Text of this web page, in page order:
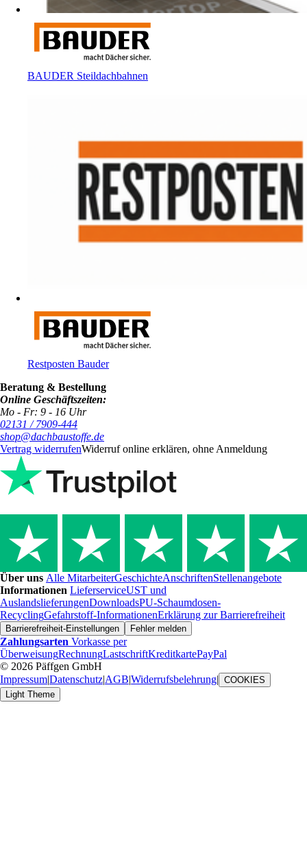
BAUDER Steildachbahnen
Restposten Bauder
Beratung & Bestellung
Online Geschäftszeiten:
Mo - Fr: 9 - 16 Uhr
02131 / 7909-444
shop@dachbaustoffe.de
Vertrag widerrufenWiderruf online erklären, ohne Anmeldung
Über uns Alle MitarbeiterGeschichteAnschriftenStellenangebote
Informationen LieferserviceUST und
AuslandslieferungenDownloadsPU-Schaumdosen-
RecyclingGefahrstoff-InformationenErklärung zur Barrierefreiheit
Barrierefreiheit-Einstellungen Fehler melden
Zahlungsarten Vorkasse per
ÜberweisungRechnungLastschriftKreditkartePayPal
© 2026 Päffgen GmbH
Impressum|Datenschutz|AGB|Widerrufsbelehrung| COOKIES
Light Theme